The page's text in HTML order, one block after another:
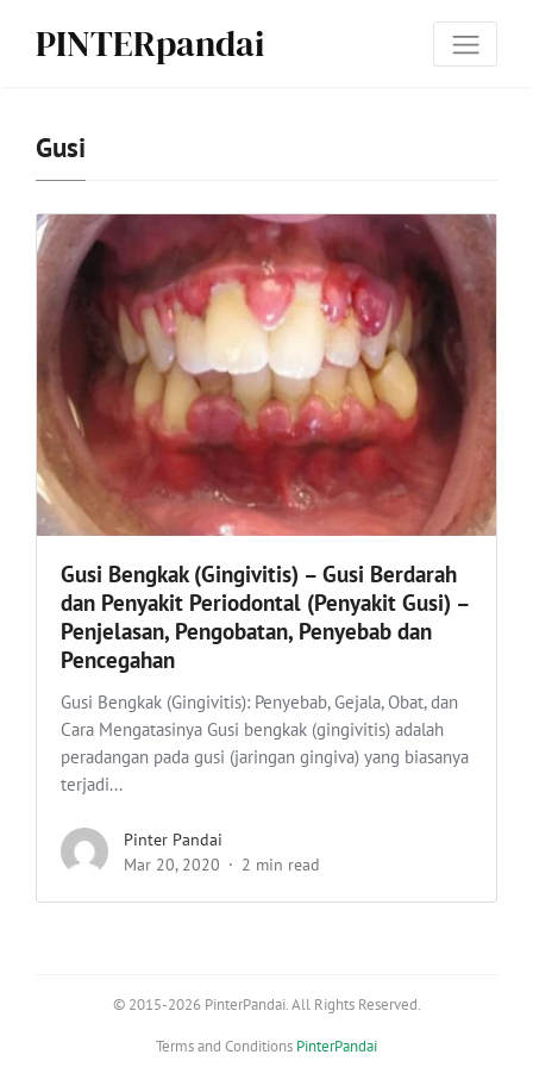
PINTERpandai
Gusi
Gusi Bengkak (Gingivitis) – Gusi Berdarah
dan Penyakit Periodontal (Penyakit Gusi) –
Penjelasan, Pengobatan, Penyebab dan
Pencegahan
Gusi Bengkak (Gingivitis): Penyebab, Gejala, Obat, dan
Cara Mengatasinya Gusi bengkak (gingivitis) adalah
peradangan pada gusi (jaringan gingiva) yang biasanya
terjadi...
Pinter Pandai
Mar 20, 2020
2 min read
© 2015-2026 PinterPandai. All Rights Reserved.
Terms and Conditions PinterPandai